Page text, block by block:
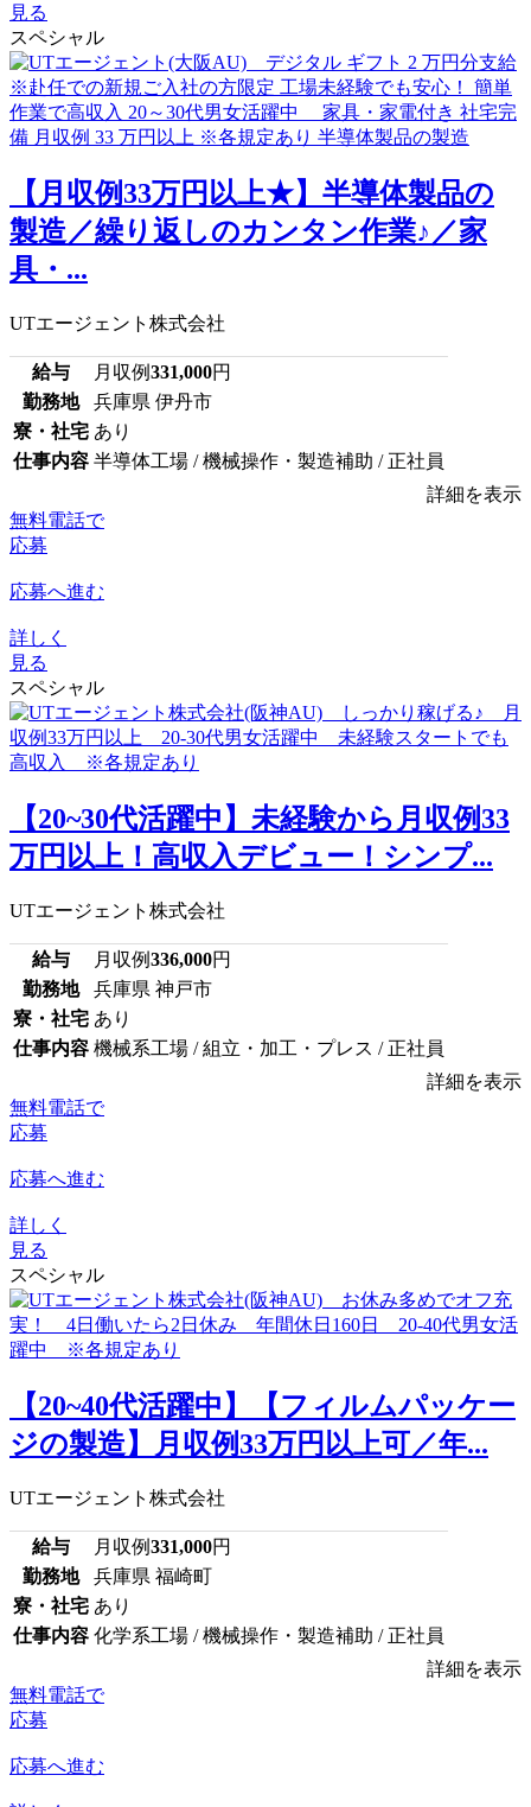
見る
スペシャル
【月収例33万円以上★】半導体製品の
製造／繰り返しのカンタン作業♪／家
具・...
UTエージェント株式会社
給与 月収例331,000円
勤務地
兵庫県 伊丹市
寮・社宅 あり
仕事内容 半導体工場 / 機械操作・製造補助 / 正社員
詳細を表示
無料電話で
応募
応募へ進む
詳しく
見る
スペシャル
【20~30代活躍中】未経験から月収例33
万円以上！高収入デビュー！シンプ...
UTエージェント株式会社
給与 月収例336,000円
勤務地
兵庫県 神戸市
寮・社宅 あり
仕事内容 機械系工場 / 組立・加工・プレス / 正社員
詳細を表示
無料電話で
応募
応募へ進む
詳しく
見る
スペシャル
【20~40代活躍中】【フィルムパッケー
ジの製造】月収例33万円以上可／年...
UTエージェント株式会社
給与 月収例331,000円
勤務地
兵庫県 福崎町
寮・社宅 あり
仕事内容 化学系工場 / 機械操作・製造補助 / 正社員
詳細を表示
無料電話で
応募
応募へ進む